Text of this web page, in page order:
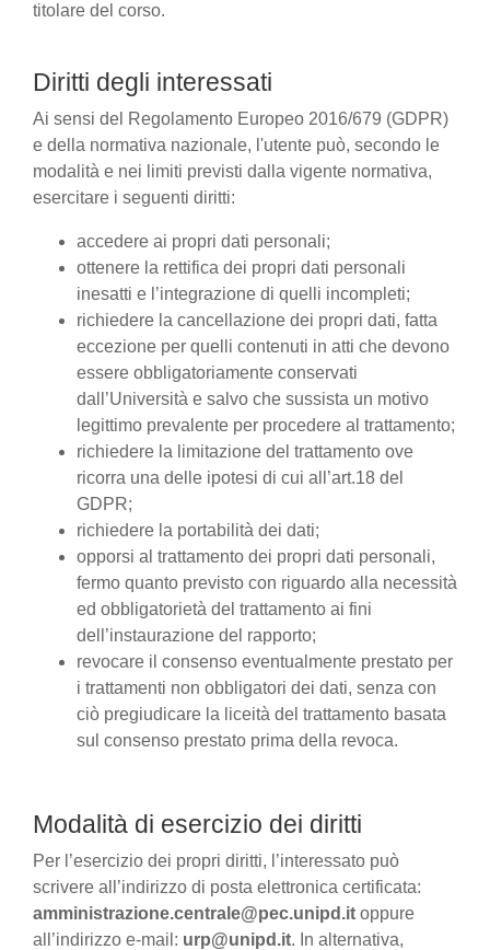
titolare del corso.
Diritti degli interessati
Ai sensi del Regolamento Europeo 2016/679 (GDPR)
e della normativa nazionale, l'utente può, secondo le
modalità e nei limiti previsti dalla vigente normativa,
esercitare i seguenti diritti:
accedere ai propri dati personali;
ottenere la rettifica dei propri dati personali
inesatti e l’integrazione di quelli incompleti;
richiedere la cancellazione dei propri dati, fatta
eccezione per quelli contenuti in atti che devono
essere obbligatoriamente conservati
dall’Università e salvo che sussista un motivo
legittimo prevalente per procedere al trattamento;
richiedere la limitazione del trattamento ove
ricorra una delle ipotesi di cui all’art.18 del
GDPR;
richiedere la portabilità dei dati;
opporsi al trattamento dei propri dati personali,
fermo quanto previsto con riguardo alla necessità
ed obbligatorietà del trattamento ai fini
dell’instaurazione del rapporto;
revocare il consenso eventualmente prestato per
i trattamenti non obbligatori dei dati, senza con
ciò pregiudicare la liceità del trattamento basata
sul consenso prestato prima della revoca.
Modalità di esercizio dei diritti
Per l’esercizio dei propri diritti, l’interessato può
scrivere all’indirizzo di posta elettronica certificata:
amministrazione.centrale@pec.unipd.it oppure
all’indirizzo e-mail: urp@unipd.it. In alternativa,